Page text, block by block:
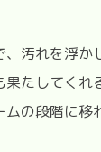
、汚れを浮か
果たしてくれ
ムの段階に移